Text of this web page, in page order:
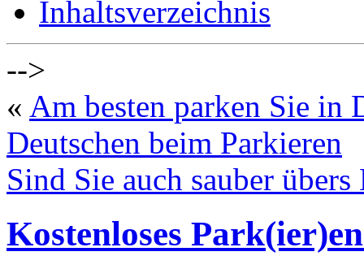
Inhaltsverzeichnis
-->
« Am besten parken Sie in
Deutschen beim Parkieren
Sind Sie auch sauber
Kostenloses